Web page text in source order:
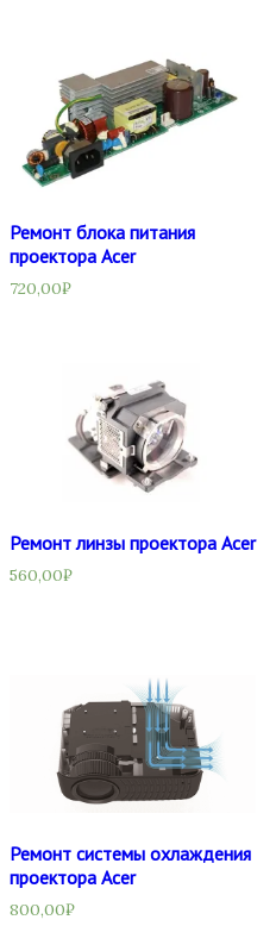
Ремонт блока питания
проектора Acer
720,00₽
Ремонт линзы проектора Acer
560,00₽
Ремонт системы охлаждения
проектора Acer
800,00₽